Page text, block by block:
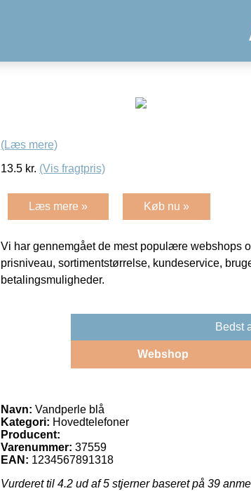
(Læs mere)
13.5 kr. (Vis fragtpris)
Læs mere » Køb nu »
Vi har gennemgået de mest populære webshops
prisniveau, sortimentstørrelse, kundeservice,
betalingsmuligheder.
Bedst
Webshop
Navn: Vandperle blå
Kategori: Hovedtelefoner
Producent:
Varenummer: 37559
EAN: 1234567891318
Vurderet til 4.2 ud af 5 stjerner baseret på 39